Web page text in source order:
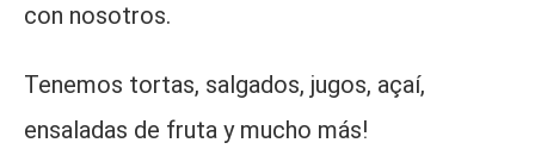
con nosotros.
Tenemos tortas, salgados, jugos, açaí,
ensaladas de fruta y mucho más!